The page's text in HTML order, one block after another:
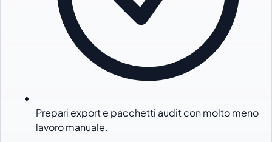
Prepari export e pacchetti audit con molto meno
lavoro manuale.